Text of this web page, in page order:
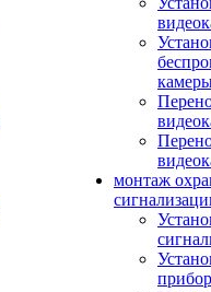
монтаж